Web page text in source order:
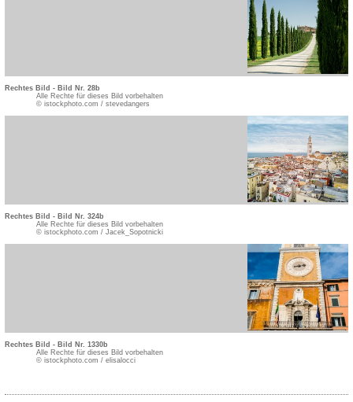
Rechtes Bild - Bild Nr. 28b
Alle Rechte für dieses Bild vorbehalten
© istockphoto.com / stevedangers
Rechtes Bild - Bild Nr. 324b
Alle Rechte für dieses Bild vorbehalten
© istockphoto.com / Jacek_Sopotnicki
Rechtes Bild - Bild Nr. 1330b
Alle Rechte für dieses Bild vorbehalten
© istockphoto.com / elisalocci